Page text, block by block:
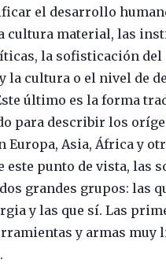
el desarrollo
cultura material, las
la sofisticación del
la cultura o el nivel de
último es la forma
para describir los
Europa, Asia, África y
este punto de vista, las
grandes grupos: las
y las que sí. Las
y armas muy